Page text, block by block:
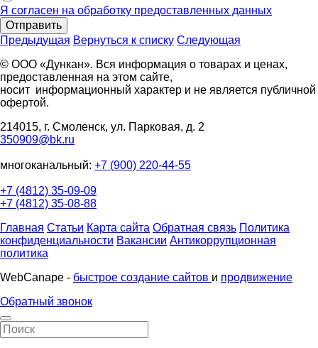
Я согласен на обработку предоставленных данных
Отправить
Предыдущая Вернуться к списку Следующая
© ООО «Дункан». Вся информация о товарах и ценах,
предоставленная на этом сайте,
носит информационный характер и не является публичной
офертой.
214015, г. Смоленск, ул. Парковая, д. 2
350909@bk.ru
многоканальный: +7 (900) 220-44-55
+7 (4812) 35-09-09
+7 (4812) 35-08-88
Главная Статьи Карта сайта Обратная связь Политика
конфиденциальности Вакансии Антикоррупционная
политика
WebCanape - быстрое создание сайтов и продвижение
Обратный звонок